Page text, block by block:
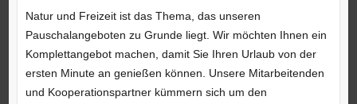
Natur und Freizeit ist das Thema, das unseren
Pauschalangeboten zu Grunde liegt. Wir möchten Ihnen ein
Komplettangebot machen, damit Sie Ihren Urlaub von der
ersten Minute an genießen können. Unsere Mitarbeitenden
und Kooperationspartner kümmern sich um den